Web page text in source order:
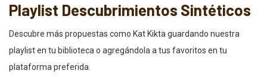
Playlist Descubrimientos Sintéticos
Descubre más propuestas como Kat Kikta guardando nuestra
playlist en tu biblioteca o agregándola a tus favoritos en tu
plataforma preferida.